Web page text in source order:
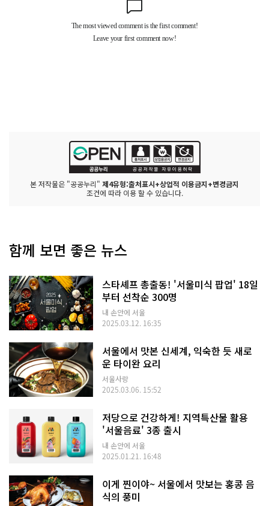
본 저작물은 "공공누리" 제4유형:출처표시+상업적 이용금지+변경금지
조건에 따라 이용 할 수 있습니다.
함께 보면 좋은 뉴스
스타셰프 총출동! '서울미식 팝업' 18일
부터 선착순 300명
내 손안에 서울
2025.03.12. 16:35
서울에서 맛본 신세계, 익숙한 듯 새로
운 타이완 요리
서울사랑
2025.03.06. 15:52
저당으로 건강하게! 지역특산물 활용
'서울음료' 3종 출시
내 손안에 서울
2025.01.21. 16:48
이게 찐이야~ 서울에서 맛보는 홍콩 음
식의 풍미